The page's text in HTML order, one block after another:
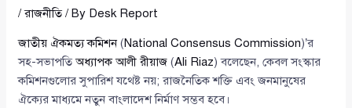
/রাজনীতি/ By Desk Report
জাতীয় ঐকমত্য কমিশন(National Consensus Commission)’র
সহ-সভাপতিঅধ্যাপক আলী রীয়াজ (Ali Riaz) বলেছেন, কেবল সংস্কার
কমিশনগুলোর সুপারিশ যথেষ্ট নয়; রাজনৈতিক শক্তি এবং জনমানুষের
ঐক্যের মাধ্যমে নতুন বাংলাদেশ নির্মাণ সম্ভব হবে।